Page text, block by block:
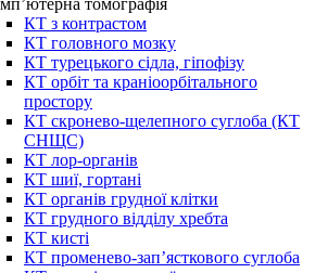
томографія
КТ з контрастом
КТ головного мозку
КТ турецького сідла, гіпофізу
КТ орбіт та краніоорбітального
простору
КТ скронево-щелепного суглоба (КТ
СНЩС)
КТ лор-органів
КТ шиї, гортані
КТ органів грудної клітки
КТ грудного відділу хребта
КТ кисті
КТ променево-зап’ясткового суглоба